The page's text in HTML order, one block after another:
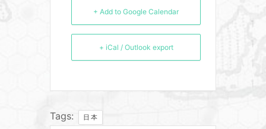
+ Add to Google Calendar
+ iCal / Outlook export
Tags: 日本